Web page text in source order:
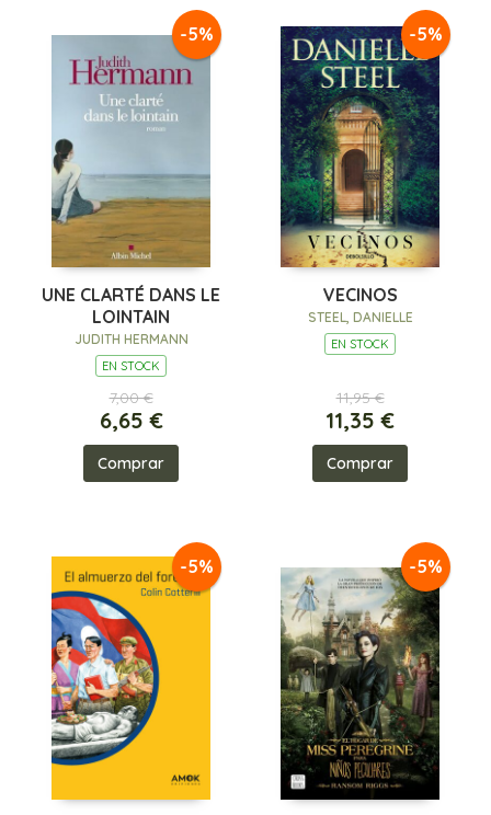
-5%
UNE CLARTÉ DANS LE
LOINTAIN
JUDITH HERMANN
EN STOCK
7,00 €
6,65 €
Comprar
-5%
VECINOS
STEEL, DANIELLE
EN STOCK
11,95 €
11,35 €
Comprar
-5% -5%